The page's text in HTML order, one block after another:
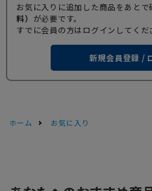
お気に入りに追加した商品をあとで
料） が必要です。
すでに会員の方はログインしてくだ
新規会員登録 /
ホーム お気に入り